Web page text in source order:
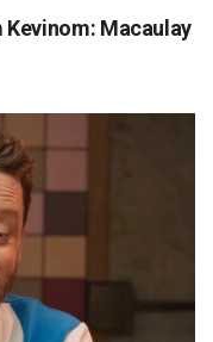
Kevinom: Macaulay